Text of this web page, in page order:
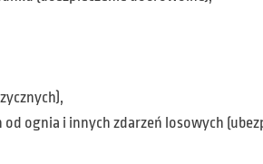
ognia i innych zdarzeń losowych